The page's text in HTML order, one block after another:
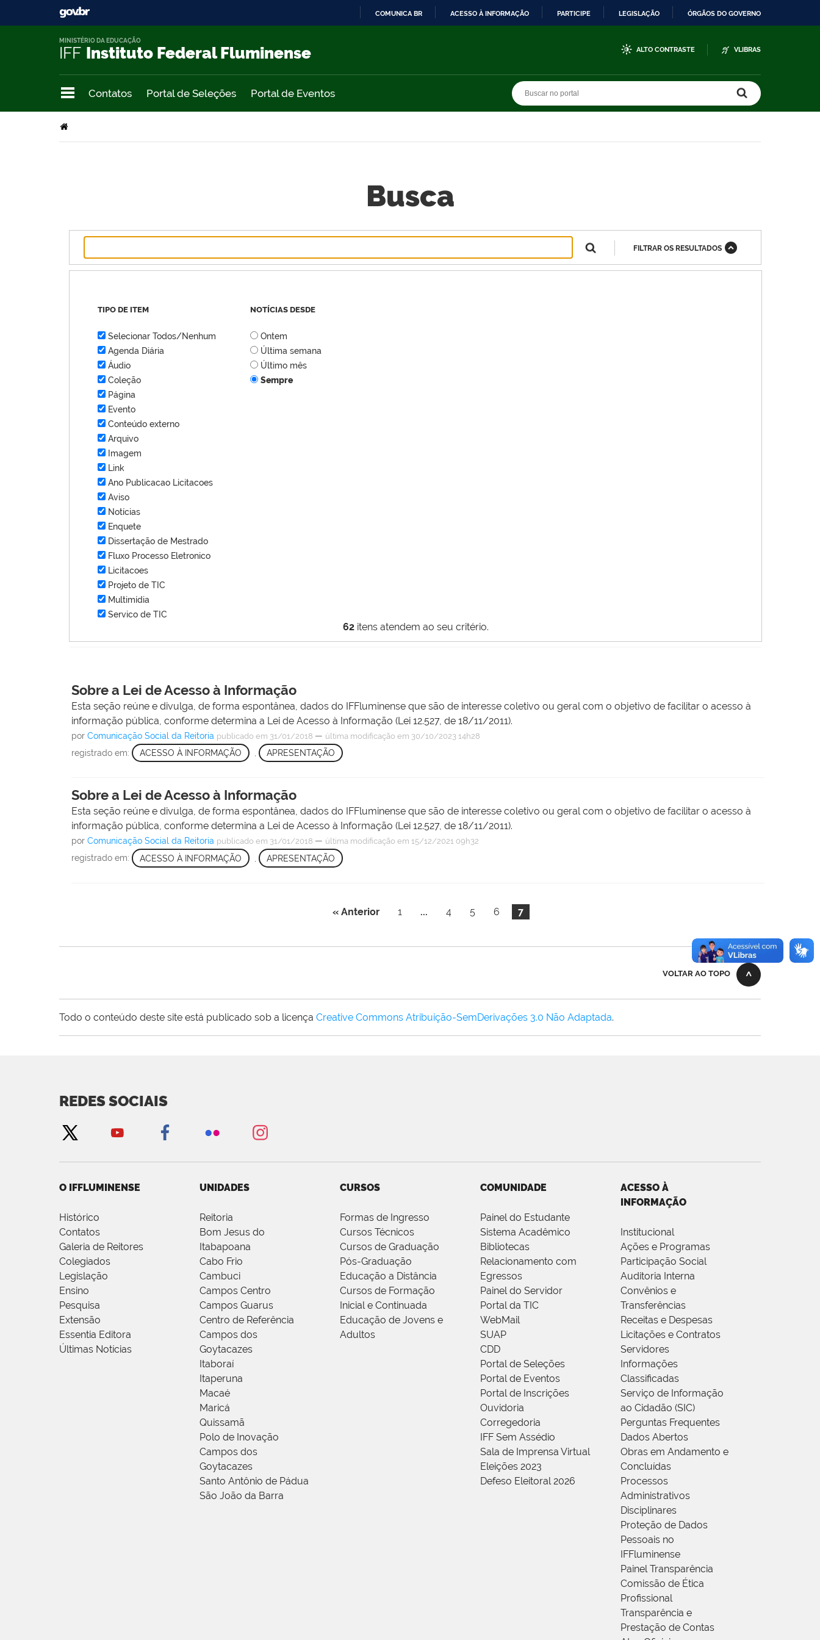
COMUNICA BR ACESSO À INFORMAÇÃO PARTICIPE LEGISLAÇÃO ÓRGÃOS DO GOVERNO
IFF Instituto Federal Fluminense
MINISTÉRIO DA EDUCAÇÃO
ALTO CONTRASTE VLIBRAS
Contatos Portal de Seleções Portal de Eventos
Busca
62itens atendem ao seu critério.
FILTRAR OS RESULTADOS
TIPO DE ITEM
Selecionar Todos/Nenhum
Agenda Diária
Áudio
Coleção
Página
Evento
Conteúdo externo
Arquivo
Imagem
Link
Ano Publicacao Licitacoes
Aviso
Notícias
Enquete
Dissertação de Mestrado
Fluxo Processo Eletronico
Licitacoes
Projeto de TIC
Multimídia
Servico de TIC
NOTÍCIAS DESDE
Ontem
Última semana
Último mês
Sempre
Sobre a Lei de Acesso à Informação
Esta seção reúne e divulga, de forma espontânea, dados do IFFluminense que são de interesse coletivo ou geral com o objetivo de facilitar o acesso à
informação pública, conforme determina a Lei de Acesso à Informação (Lei 12.527, de 18/11/2011).
porComunicação Social da Reitoria publicado em 31/01/2018 — última modificação em 30/10/2023 14h28
registrado em: ACESSO À INFORMAÇÃO APRESENTAÇÃO
Sobre a Lei de Acesso à Informação
Esta seção reúne e divulga, de forma espontânea, dados do IFFluminense que são de interesse coletivo ou geral com o objetivo de facilitar o acesso à
informação pública, conforme determina a Lei de Acesso à Informação (Lei 12.527, de 18/11/2011).
porComunicação Social da Reitoria publicado em 31/01/2018 — última modificação em 15/12/2021 09h32
registrado em: ACESSO À INFORMAÇÃO APRESENTAÇÃO
« Anterior 1 ... 4 5 6 7
VOLTAR AO TOPO
Todo o conteúdo deste site está publicado sob a licença Creative Commons Atribuição-SemDerivações 3.0 Não Adaptada.
REDES SOCIAIS
O IFFLUMINENSE
Histórico
Contatos
Galeria de Reitores
Colegiados
Legislação
Ensino
Pesquisa
Extensão
Essentia Editora
Últimas Notícias
UNIDADES
Reitoria
Bom Jesus do
Itabapoana
Cabo Frio
Cambuci
Campos Centro
Campos Guarus
Centro de Referência
Campos dos
Goytacazes
Itaboraí
Itaperuna
Macaé
Maricá
Quissamã
Polo de Inovação
Campos dos
Goytacazes
Santo Antônio de Pádua
São João da Barra
CURSOS
Formas de Ingresso
Cursos Técnicos
Cursos de Graduação
Pós-Graduação
Educação a Distância
Cursos de Formação
Inicial e Continuada
Educação de Jovens e
Adultos
COMUNIDADE
Painel do Estudante
Sistema Acadêmico
Bibliotecas
Relacionamento com
Egressos
Painel do Servidor
Portal da TIC
WebMail
SUAP
CDD
Portal de Seleções
Portal de Eventos
Portal de Inscrições
Ouvidoria
Corregedoria
IFF Sem Assédio
Sala de Imprensa Virtual
Eleições 2023
Defeso Eleitoral 2026
ACESSO À
INFORMAÇÃO
Institucional
Ações e Programas
Participação Social
Auditoria Interna
Convênios e
Transferências
Receitas e Despesas
Licitações e Contratos
Servidores
Informações
Classificadas
Serviço de Informação
ao Cidadão (SIC)
Perguntas Frequentes
Dados Abertos
Obras em Andamento e
Concluídas
Processos
Administrativos
Disciplinares
Proteção de Dados
Pessoais no
IFFluminense
Painel Transparência
Comissão de Ética
Profissional
Transparência e
Prestação de Contas